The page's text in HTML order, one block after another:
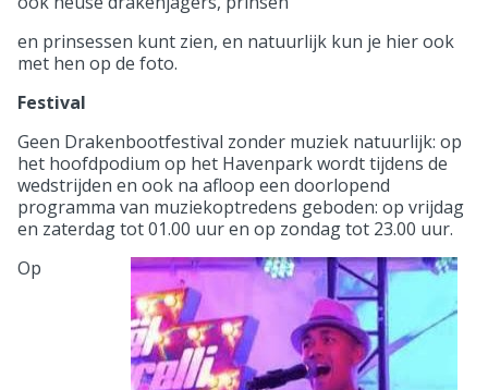
en prinsessen kunt zien, en natuurlijk kun je hier ook
met hen op de foto.
Festival
Geen Drakenbootfestival zonder muziek natuurlijk: op
het hoofdpodium op het Havenpark wordt tijdens de
wedstrijden en ook na afloop een doorlopend
programma van muziekoptredens geboden: op vrijdag
en zaterdag tot 01.00 uur en op zondag tot 23.00 uur.
Op